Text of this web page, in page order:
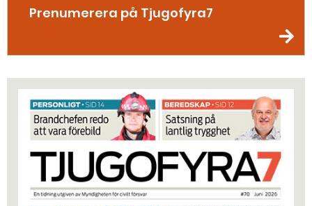
Prenumerera på Tjugofyra7